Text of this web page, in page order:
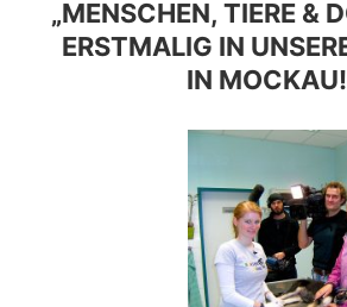
„MENSCHEN, TIERE &
ERSTMALIG IN
IN MOCKAU!